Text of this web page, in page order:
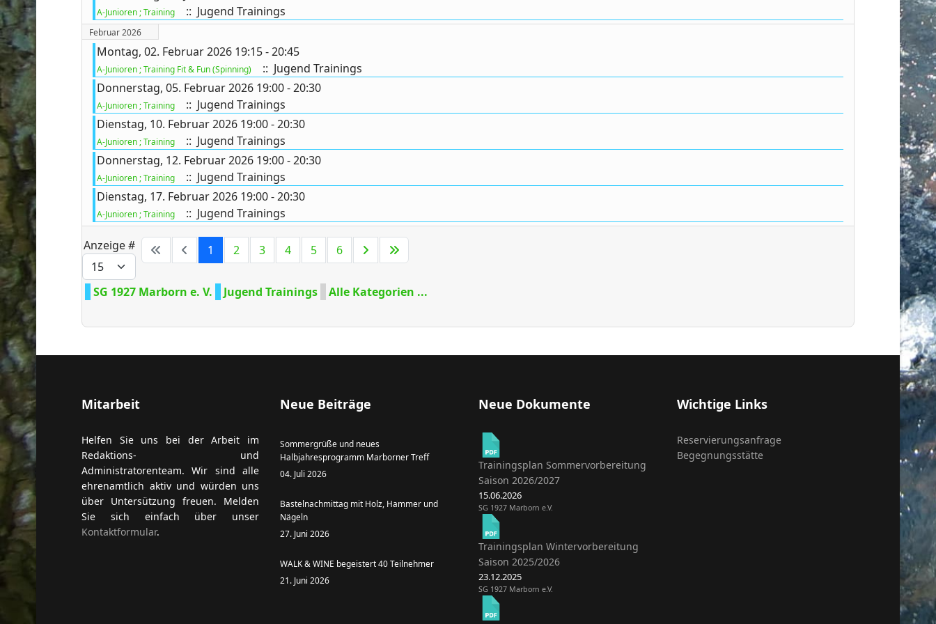
A-Junioren ; Training :: Jugend Trainings
Februar 2026
Montag, 02. Februar 2026 19:15 - 20:45
A-Junioren ; Training Fit & Fun (Spinning)
:: Jugend Trainings
Donnerstag, 05. Februar 2026 19:00 - 20:30
A-Junioren ; Training
:: Jugend Trainings
Dienstag, 10. Februar 2026 19:00 - 20:30
A-Junioren ; Training
:: Jugend Trainings
Donnerstag, 12. Februar 2026 19:00 - 20:30
A-Junioren ; Training
:: Jugend Trainings
Dienstag, 17. Februar 2026 19:00 - 20:30
A-Junioren ; Training :: Jugend Trainings
Anzeige # 1 2 3 4 5 6
SG 1927 Marborn e. V. Jugend Trainings Alle Kategorien ...
Mitarbeit
Helfen Sie uns bei der Arbeit im
Redaktions- und
Administratorenteam. Wir sind alle
ehrenamtlich aktiv und würden uns
über Untersützung freuen. Melden
Sie sich einfach über unser
Kontaktformular.
Neue Beiträge
Sommergrüße und neues
Halbjahresprogramm Marborner Treff
04. Juli 2026
Bastelnachmittag mit Holz, Hammer und
Nägeln
27. Juni 2026
WALK & WINE begeistert 40 Teilnehmer
21. Juni 2026
Neue Dokumente
Trainingsplan Sommervorbereitung
Saison 2026/2027
15.06.2026
SG 1927 Marborn e.V.
Trainingsplan Wintervorbereitung
Saison 2025/2026
23.12.2025
SG 1927 Marborn e.V.
Wichtige Links
Reservierungsanfrage
Begegnungsstätte